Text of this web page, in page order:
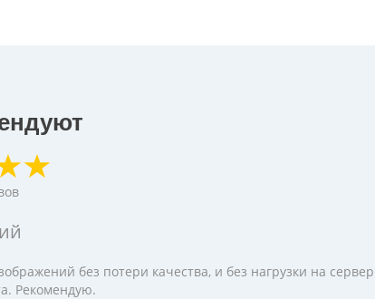
без потери качества, и без нагрузки на
Рекомендую.